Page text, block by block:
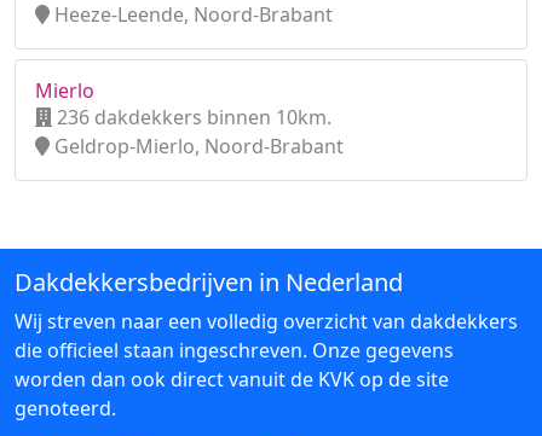
Heeze-Leende, Noord-Brabant
Mierlo
236 dakdekkers binnen 10km.
Geldrop-Mierlo, Noord-Brabant
Dakdekkersbedrijven in Nederland
Wij streven naar een volledig overzicht van dakdekkers
die officieel staan ingeschreven. Onze gegevens
worden dan ook direct vanuit de KVK op de site
genoteerd.